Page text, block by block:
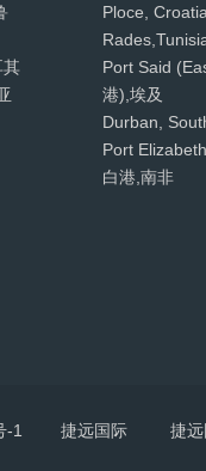
其
Ploce,
Port Said
港),埃及
Durban,
Port
白港,南非
号-1 捷远国际 捷